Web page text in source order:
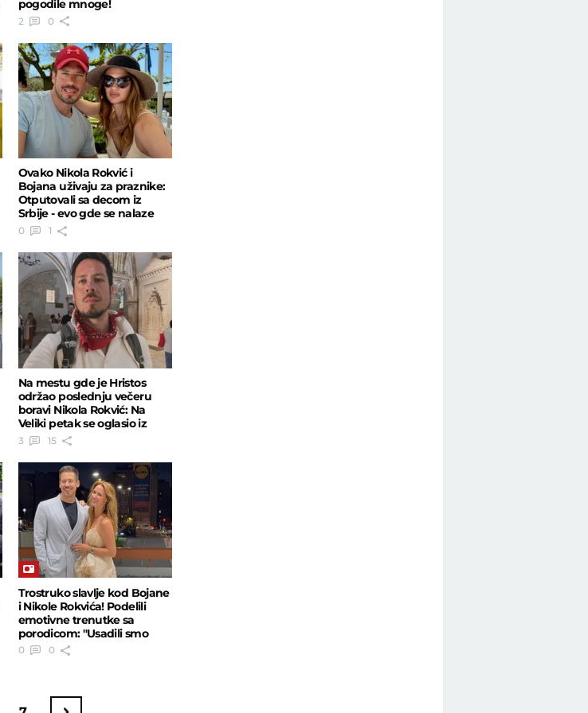
pogodile mnoge!
2 0
Ovako Nikola Rokvić i
Bojana uživaju za praznike:
Otputovali sa decom iz
Srbije - evo gde se nalaze
"Porodica"
0 1
Na mestu gde je Hristos
održao poslednju večeru
boravi Nikola Rokvić: Na
Veliki petak se oglasio iz
Jerusalima
3 15
Trostruko slavlje kod Bojane
i Nikole Rokvića! Podelili
emotivne trenutke sa
porodicom: "Usadili smo
sećanja"
0 0